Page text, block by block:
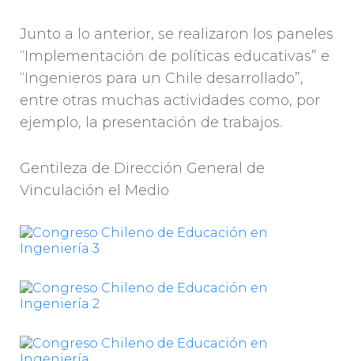
Junto a lo anterior, se realizaron los paneles
“Implementación de políticas educativas” e
“Ingenieros para un Chile desarrollado”,
entre otras muchas actividades como, por
ejemplo, la presentación de trabajos.
Gentileza de Dirección General de
Vinculación el Medio